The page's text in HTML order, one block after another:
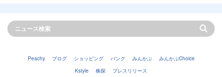
Peachy ブログ ショッピング バンク みんかぶ
みんかぶChoice
Kstyle
株探 プレスリリース